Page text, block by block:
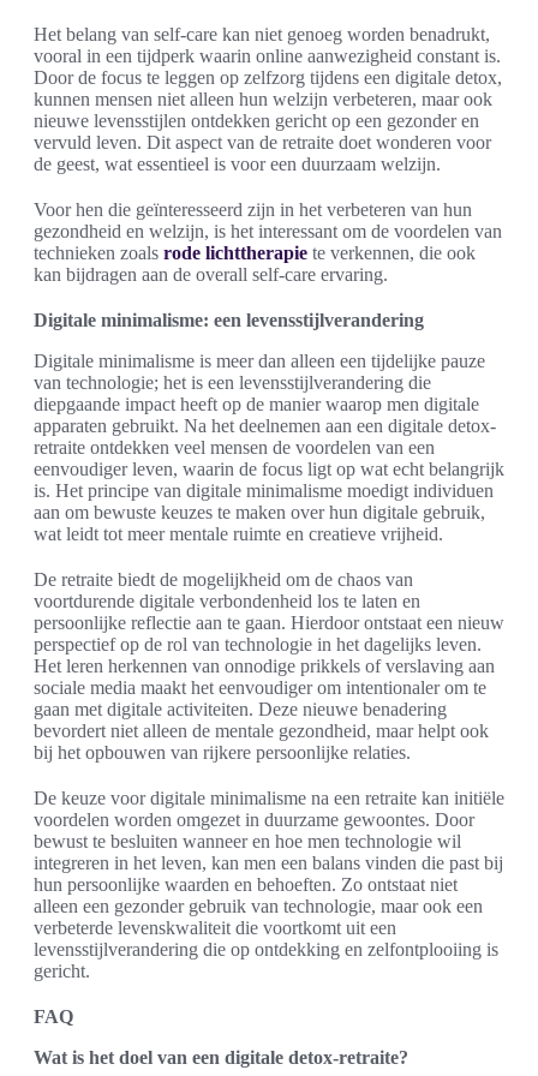
Het belang van self-care kan niet genoeg worden benadrukt,
vooral in een tijdperk waarin online aanwezigheid constant is.
Door de focus te leggen op zelfzorg tijdens een digitale detox,
kunnen mensen niet alleen hun welzijn verbeteren, maar ook
nieuwe levensstijlen ontdekken gericht op een gezonder en
vervuld leven. Dit aspect van de retraite doet wonderen voor
de geest, wat essentieel is voor een duurzaam welzijn.
Voor hen die geïnteresseerd zijn in het verbeteren van hun
gezondheid en welzijn, is het interessant om de voordelen van
technieken zoals rode lichttherapie te verkennen, die ook
kan bijdragen aan de overall self-care ervaring.
Digitale minimalisme: een levensstijlverandering
Digitale minimalisme is meer dan alleen een tijdelijke pauze
van technologie; het is een levensstijlverandering die
diepgaande impact heeft op de manier waarop men digitale
apparaten gebruikt. Na het deelnemen aan een digitale detox-
retraite ontdekken veel mensen de voordelen van een
eenvoudiger leven, waarin de focus ligt op wat echt belangrijk
is. Het principe van digitale minimalisme moedigt individuen
aan om bewuste keuzes te maken over hun digitale gebruik,
wat leidt tot meer mentale ruimte en creatieve vrijheid.
De retraite biedt de mogelijkheid om de chaos van
voortdurende digitale verbondenheid los te laten en
persoonlijke reflectie aan te gaan. Hierdoor ontstaat een nieuw
perspectief op de rol van technologie in het dagelijks leven.
Het leren herkennen van onnodige prikkels of verslaving aan
sociale media maakt het eenvoudiger om intentionaler om te
gaan met digitale activiteiten. Deze nieuwe benadering
bevordert niet alleen de mentale gezondheid, maar helpt ook
bij het opbouwen van rijkere persoonlijke relaties.
De keuze voor digitale minimalisme na een retraite kan initiële
voordelen worden omgezet in duurzame gewoontes. Door
bewust te besluiten wanneer en hoe men technologie wil
integreren in het leven, kan men een balans vinden die past bij
hun persoonlijke waarden en behoeften. Zo ontstaat niet
alleen een gezonder gebruik van technologie, maar ook een
verbeterde levenskwaliteit die voortkomt uit een
levensstijlverandering die op ontdekking en zelfontplooiing is
gericht.
FAQ
Wat is het doel van een digitale detox-retraite?